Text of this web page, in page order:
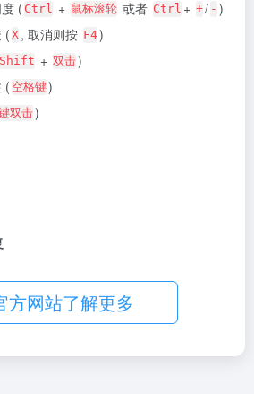
( Ctrl + 鼠标滚轮 或者 Ctrl + +/ - )
(X , 取消则按 F4)
Shift + 双击)
( 空格键)
双击)
方网站了解更多